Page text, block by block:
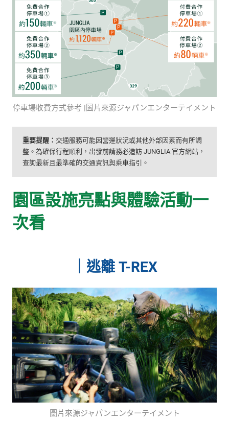
停車場收費方式參考 |圖片來源ジャパンエンターテイメント
重要提醒： 交通服務可能因營運狀況或其他外部因素而有所調
整。為確保行程順利，出發前請務必造訪 JUNGLIA 官方網站，
查詢最新且最準確的交通資訊與乘車指引。
園區設施亮點與體驗活動一
次看
逃離 T-REX
圖片來源ジャパンエンターテイメント